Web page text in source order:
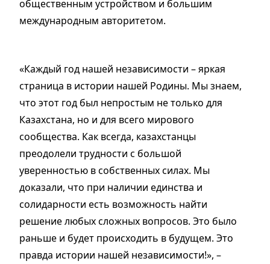
общественным устройством и большим
международным авторитетом.
«Каждый год нашей независимости – яркая
страница в истории нашей Родины. Мы знаем,
что этот год был непростым не только для
Казахстана, но и для всего мирового
сообщества. Как всегда, казахстанцы
преодолели трудности с большой
уверенностью в собственных силах. Мы
доказали, что при наличии единства и
солидарности есть возможность найти
решение любых сложных вопросов. Это было
раньше и будет происходить в будущем. Это
правда истории нашей независимости!», –